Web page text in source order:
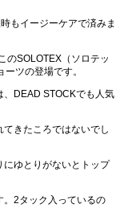
もイージーケアで済みま
のSOLOTEX（ソロテッ
ツの登場です。
DEAD STOCKでも人気
きたころではないでし
ゆとりがないとトップ
。2タック入っているの